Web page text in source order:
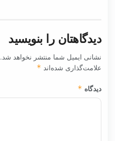
دیدگاهتان را بنویسید
نشانی ایمیل شما منتشر نخواهد شد.
علامت‌گذاری شده‌اند *
دیدگاه *